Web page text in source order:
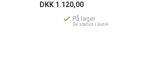
DKK 1.120,00
På lager
Se status i butik